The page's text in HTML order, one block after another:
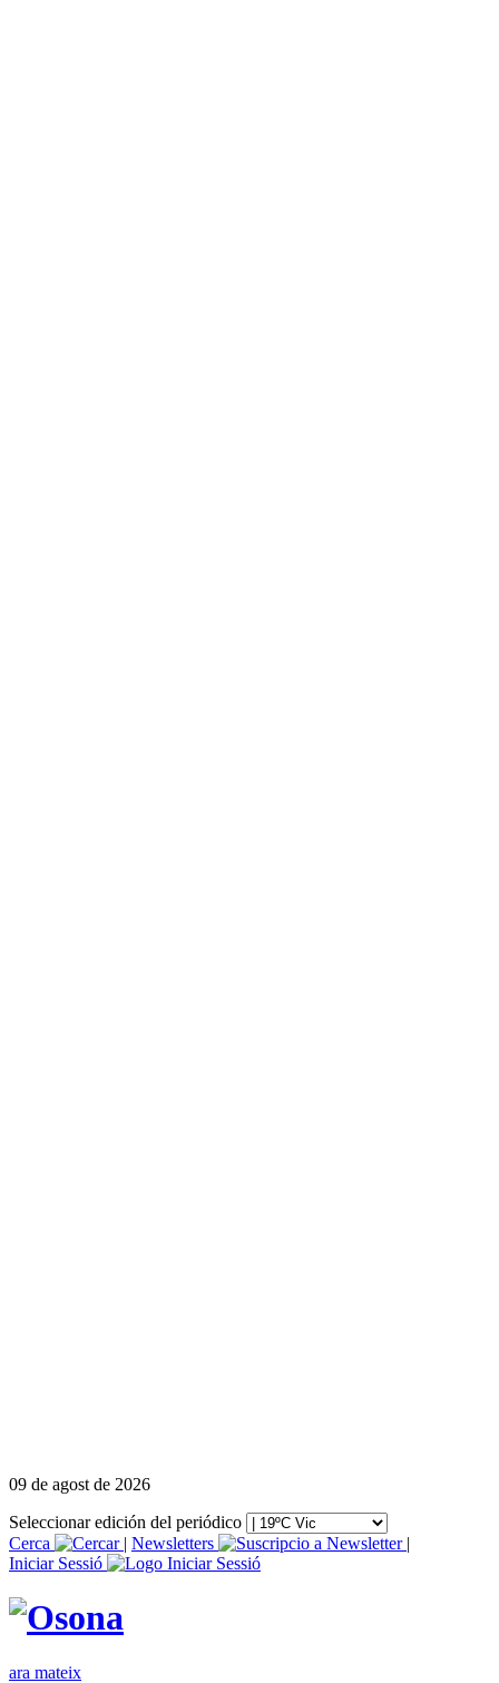
09 de agost de 2026
Seleccionar edición del periódico
Cerca
| Newsletters
|
Iniciar Sessió
ara mateix